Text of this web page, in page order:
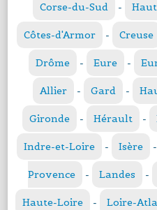
Corse-du-Sud -
Côtes-d'Armor - Creuse
Drôme - Eure -
Allier - Gard -
Gironde - Hérault -
Indre-et-Loire - Isère -
Provence - Landes -
Haute-Loire - Loire-